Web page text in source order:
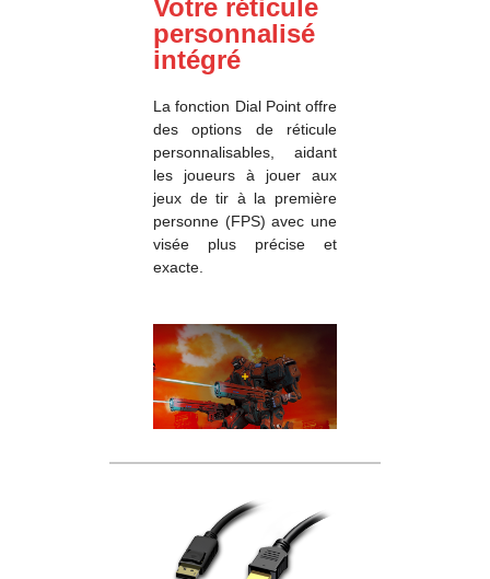
Votre réticule
personnalisé
intégré
La fonction Dial Point offre
des options de réticule
personnalisables, aidant
les joueurs à jouer aux
jeux de tir à la première
personne (FPS) avec une
visée plus précise et
exacte.